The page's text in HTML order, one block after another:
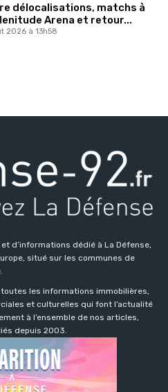
délocalisations, matchs à
Arena et retour...
2026 à 13h58
d’informations dédié à La Défense,
situé sur les communes de
les informations immobilières,
et culturelles qui font l’actualité
à l’ensemble de nos articles,
depuis 2003.